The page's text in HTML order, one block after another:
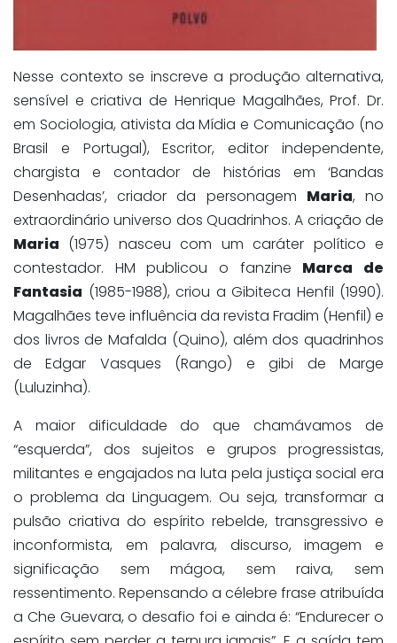
Nesse contexto se inscreve a produção alternativa,
sensível e criativa de Henrique Magalhães, Prof. Dr.
em Sociologia, ativista da Mídia e Comunicação (no
Brasil e Portugal), Escritor, editor independente,
chargista e contador de histórias em ‘Bandas
Desenhadas’, criador da personagem Maria, no
extraordinário universo dos Quadrinhos. A criação de
Maria (1975) nasceu com um caráter político e
contestador. HM publicou o fanzine Marca de
Fantasia (1985-1988), criou a Gibiteca Henfil (1990).
Magalhães teve influência da revista Fradim (Henfil) e
dos livros de Mafalda (Quino), além dos quadrinhos
de Edgar Vasques (Rango) e gibi de Marge
(Luluzinha).
A maior dificuldade do que chamávamos de
“esquerda”, dos sujeitos e grupos progressistas,
militantes e engajados na luta pela justiça social era
o problema da Linguagem. Ou seja, transformar a
pulsão criativa do espírito rebelde, transgressivo e
inconformista, em palavra, discurso, imagem e
significação sem mágoa, sem raiva, sem
ressentimento. Repensando a célebre frase atribuída
a Che Guevara, o desafio foi e ainda é: “Endurecer o